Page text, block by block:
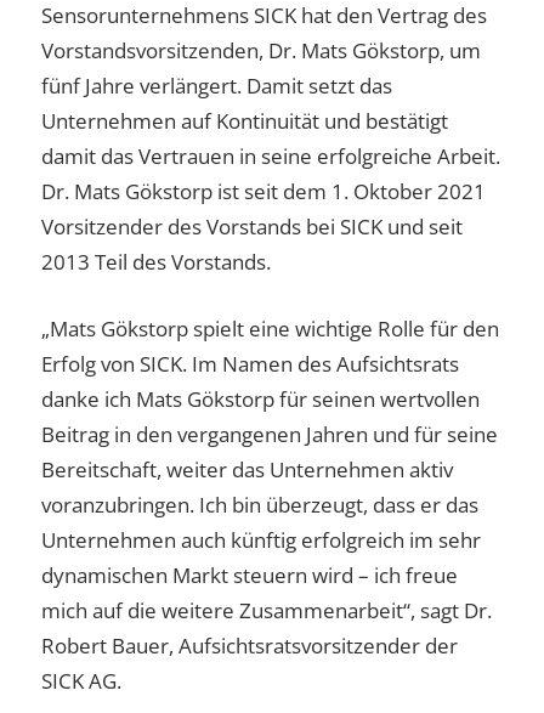
Sensorunternehmens SICK hat den Vertrag des
Vorstandsvorsitzenden, Dr. Mats Gökstorp, um
fünf Jahre verlängert. Damit setzt das
Unternehmen auf Kontinuität und bestätigt
damit das Vertrauen in seine erfolgreiche Arbeit.
Dr. Mats Gökstorp ist seit dem 1. Oktober 2021
Vorsitzender des Vorstands bei SICK und seit
2013 Teil des Vorstands.
„Mats Gökstorp spielt eine wichtige Rolle für den
Erfolg von SICK. Im Namen des Aufsichtsrats
danke ich Mats Gökstorp für seinen wertvollen
Beitrag in den vergangenen Jahren und für seine
Bereitschaft, weiter das Unternehmen aktiv
voranzubringen. Ich bin überzeugt, dass er das
Unternehmen auch künftig erfolgreich im sehr
dynamischen Markt steuern wird – ich freue
mich auf die weitere Zusammenarbeit“, sagt Dr.
Robert Bauer, Aufsichtsratsvorsitzender der
SICK AG.